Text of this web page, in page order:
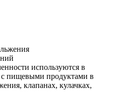
используются в
с пищевыми продуктами в
клапанах, кулачках,